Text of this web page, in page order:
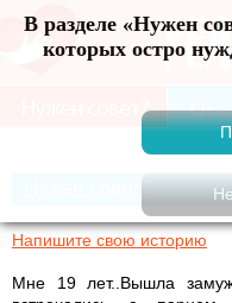
В разделе «Нужен
которых остро
Нужен совет?
Напишите свою историю
Мне 19 лет..Вышла